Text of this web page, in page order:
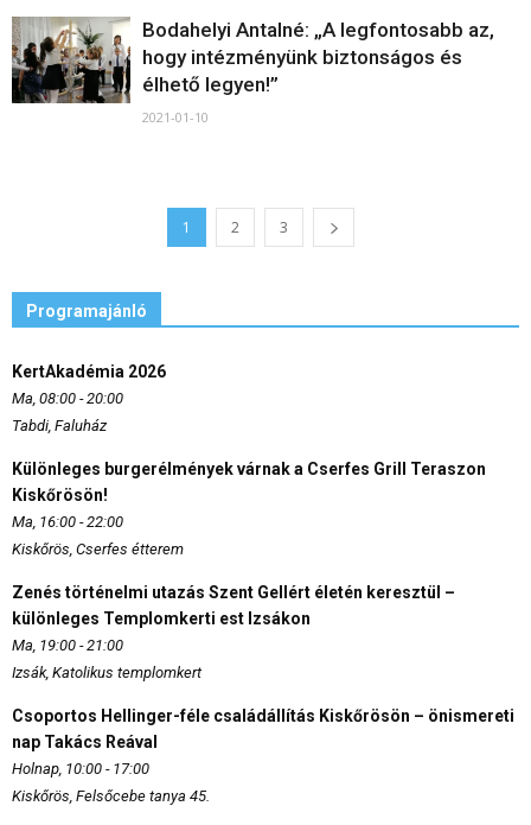
Bodahelyi Antalné: „A legfontosabb az,
hogy intézményünk biztonságos és
élhető legyen!”
2021-01-10
1 2 3
Programajánló
KertAkadémia 2026
Ma, 08:00 - 20:00
Tabdi, Faluház
Különleges burgerélmények várnak a Cserfes Grill Teraszon
Kiskőrösön!
Ma, 16:00 - 22:00
Kiskőrös, Cserfes étterem
Zenés történelmi utazás Szent Gellért életén keresztül –
különleges Templomkerti est Izsákon
Ma, 19:00 - 21:00
Izsák, Katolikus templomkert
Csoportos Hellinger-féle családállítás Kiskőrösön – önismereti
nap Takács Reával
Holnap, 10:00 - 17:00
Kiskőrös, Felsőcebe tanya 45.